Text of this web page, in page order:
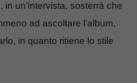
in un’intervista, sosterrà che
ad ascoltare l’album,
in quanto ritiene lo stile